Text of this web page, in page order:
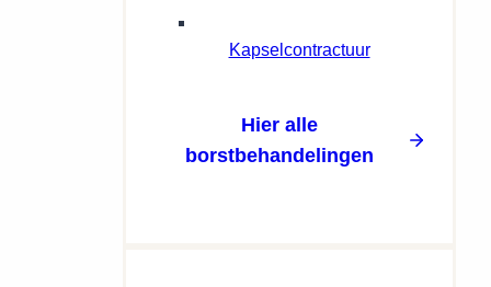
Kapselcontractuur
Hier alle
borstbehandelingen